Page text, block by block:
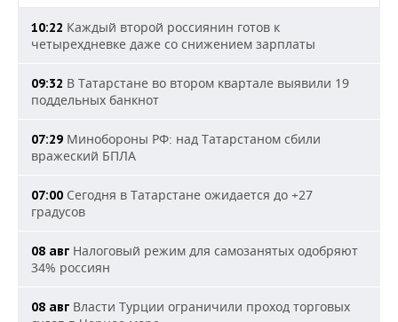
10:22 Каждый второй россиянин готов к
четырехдневке даже со снижением зарплаты
09:32 В Татарстане во втором квартале выявили 19
поддельных банкнот
07:29 Минобороны РФ: над Татарстаном сбили
вражеский БПЛА
07:00 Сегодня в Татарстане ожидается до +27
градусов
08 авг Налоговый режим для самозанятых одобряют
34% россиян
08 авг Власти Турции ограничили проход торговых